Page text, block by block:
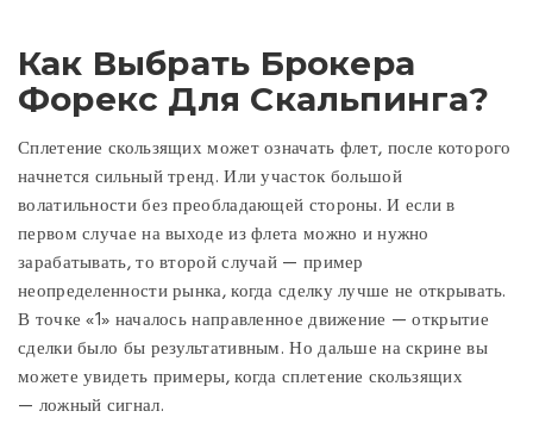
Как Выбрать Брокера
Форекс Для Скальпинга?
Сплетение скользящих может означать флет, после которого
начнется сильный тренд. Или участок большой
волатильности без преобладающей стороны. И если в
первом случае на выходе из флета можно и нужно
зарабатывать, то второй случай — пример
неопределенности рынка, когда сделку лучше не открывать.
В точке «1» началось направленное движение — открытие
сделки было бы результативным. Но дальше на скрине вы
можете увидеть примеры, когда сплетение скользящих
— ложный сигнал.